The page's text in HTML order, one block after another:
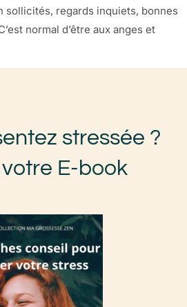
sollicités, regards inquiets, bonnes
normal d’être aux anges et
stressée ?
E-book